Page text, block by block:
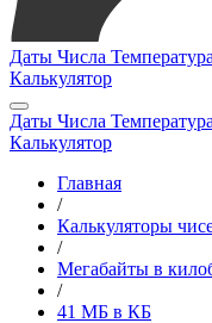
Даты Числа Температура
Калькулятор
Даты Числа Температура
Калькулятор
Главная
/
Калькуляторы
/
Мегабайты в
/
41 МБ в КБ